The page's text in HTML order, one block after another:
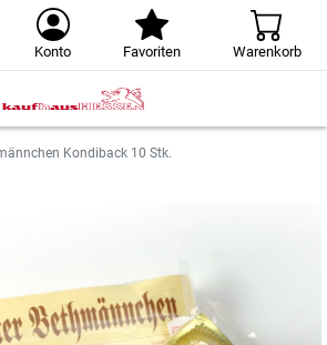
Konto Favoriten Warenkorb
Kondiback 10 Stk.